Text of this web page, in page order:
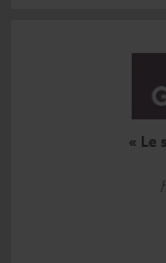
« Le